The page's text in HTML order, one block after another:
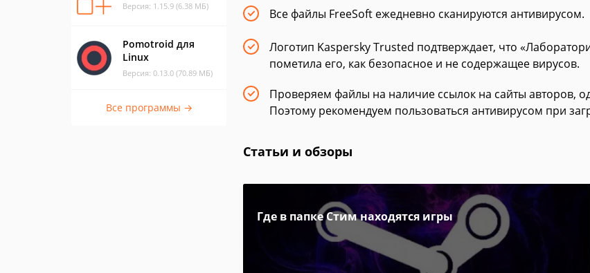
Версия: 1.15.9 (6.38 МБ)
Pomotroid для
Linux
Версия: 0.13.0 (70.89 МБ)
Все программы →
Все файлы FreeSoft ежедневно сканируются антивирусом.
Логотип Kaspersky Trusted подтверждает, что
пометила его, как безопасное и не содержащее вирусов.
Проверяем файлы на наличие ссылок на сайты авторов,
Поэтому рекомендуем пользоваться антивирусом при
Статьи и обзоры
Где в папке Стим находятся игры